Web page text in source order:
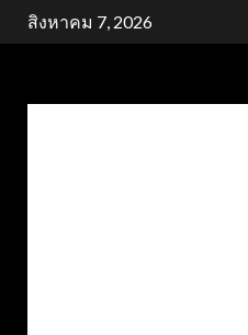
Skipสิงหาคม 7, 2026